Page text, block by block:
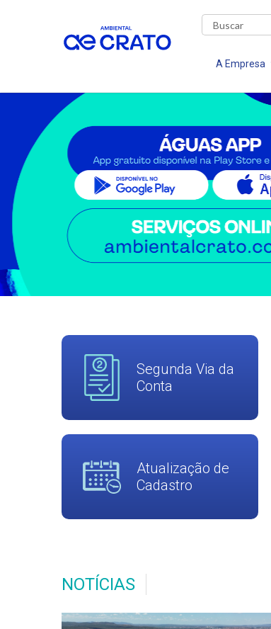
A Empresa
Segunda Via da
Conta
Atualização de
Cadastro
NOTÍCIAS